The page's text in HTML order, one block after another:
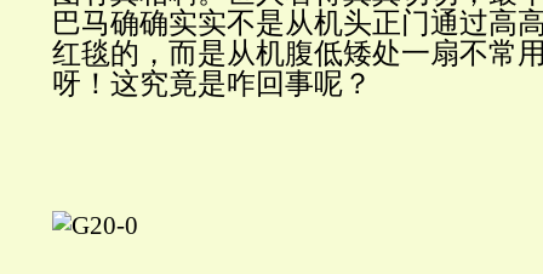
巴马确确实实不是从机头正门通过高
红毯的，而是从机腹低矮处一扇不常
呀！这究竟是咋回事呢？